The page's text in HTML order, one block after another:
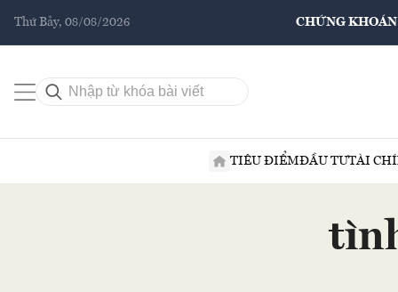
Thứ Bảy, 08/08/2026 CHỨNG KHOÁN
TIÊU ĐIỂMĐẦU TƯTÀI